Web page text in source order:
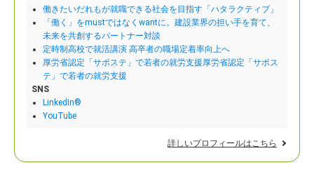
働きたいだれもが就職できる社会を目指す「ハタラクティブ」
「働く」をmustではなくwantに。建設業界の担い手を育て、
未来を共創するパートナー対談
定時制高校で就活講演 高卒者の職場定着率向上へ
厚労省認定「サポステ」で若者の就労支援厚労省認定「サポス
テ」で若者の就労支援
SNS
LinkedIn®
YouTube
詳しいプロフィールはこちら